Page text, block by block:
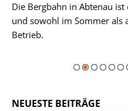
Die Bergbahn in Abtenau
und sowohl im Sommer als
Betrieb.
NEUESTE BEITRÄGE